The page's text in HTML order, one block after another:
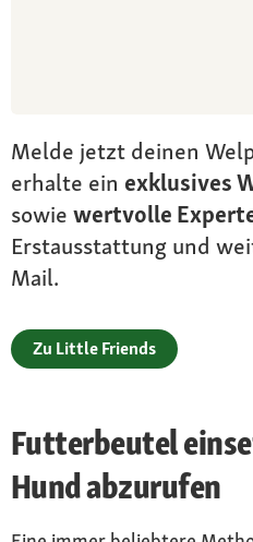
Melde jetzt deinen
erhalte ein exklusives
sowie wertvolle
Erstausstattung und
Mail.
Zu Little Friends
Futterbeutel
Hund abzurufen